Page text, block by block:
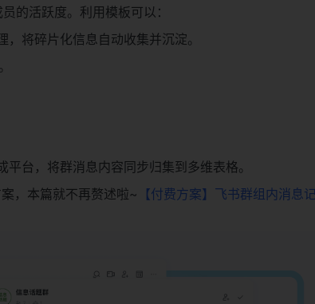
的活跃度。利用模板可以：
，将碎片化信息自动收集并沉淀。
平台，将群消息内容同步归集到多维表格。
，本篇就不再赘述啦~ 【付费方案】飞书群组内消息